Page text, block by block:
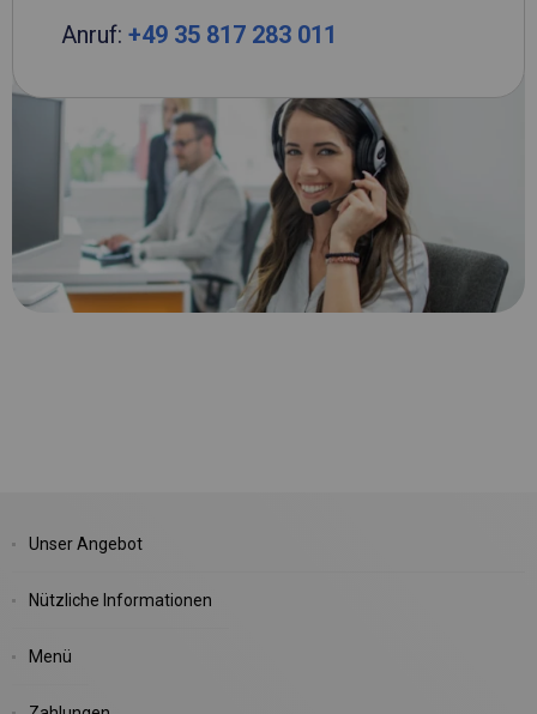
Anruf: +49 35 817 283 011
Unser Angebot
Nützliche Informationen
Menü